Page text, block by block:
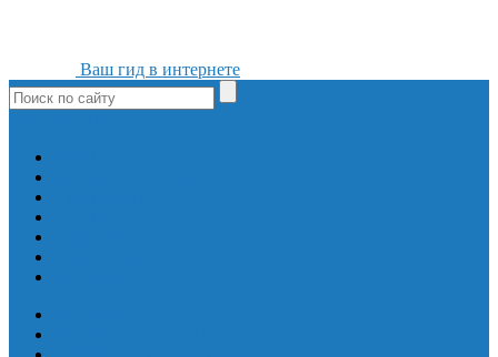
Ваш гид в интернете